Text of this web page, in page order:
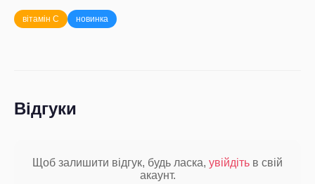
вітамін С новинка
Відгуки
Щоб залишити відгук, будь ласка, увійдіть в свій
акаунт.